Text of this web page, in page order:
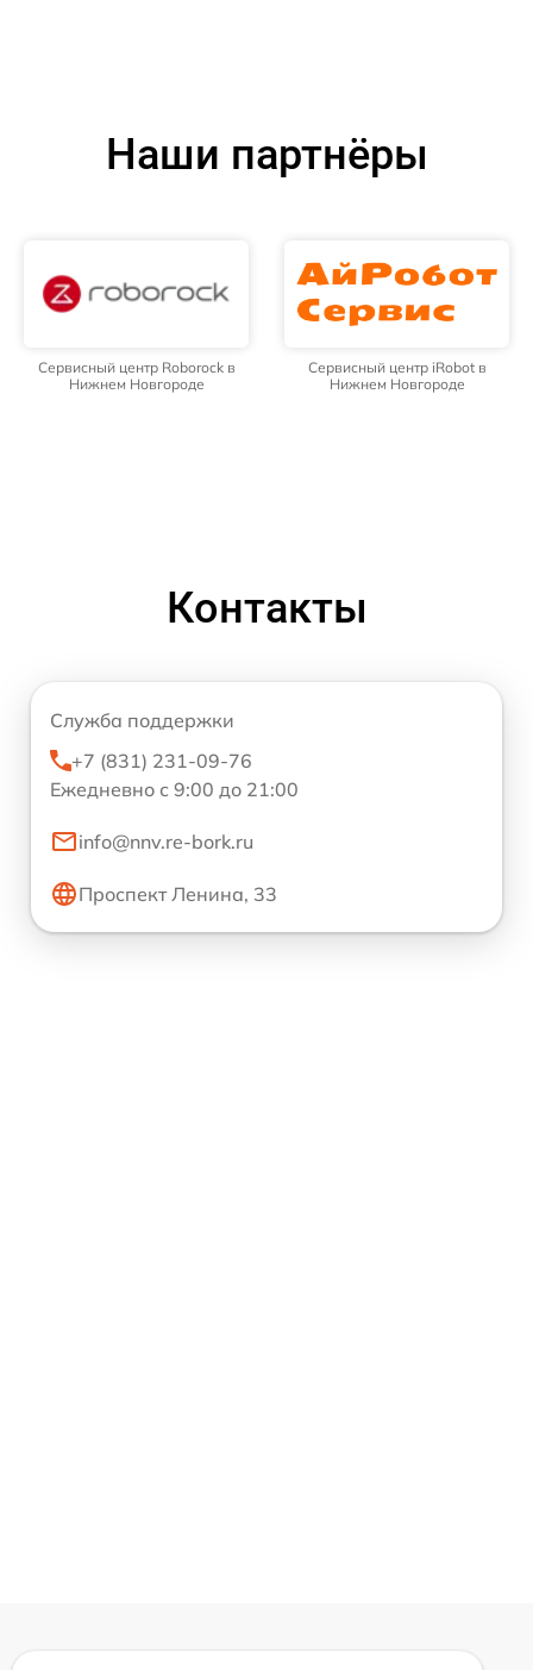
Наши партнёры
Сервисный центр Roborock в
Нижнем Новгороде
Сервисный центр iRobot в
Нижнем Новгороде
Контакты
Служба поддержки
+7 (831) 231-09-76
Ежедневно с 9:00 до 21:00
info@nnv.re-bork.ru
Проспект Ленина, 33